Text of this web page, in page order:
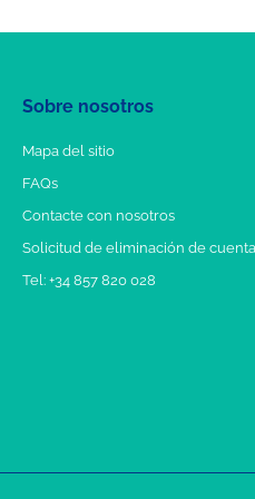
Sobre nosotros
Mapa del sitio
FAQs
Contacte con nosotros
Solicitud de eliminación de cuenta
Tel: +34 857 820 028